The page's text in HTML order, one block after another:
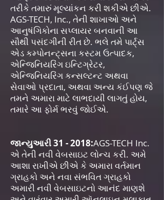
તરીકે તમારું મૂલ્યાંકન કરી શકીએ છીએ.
AGS-TECH, Inc., તેની શાખાઓ અને
આનુષંગિકોના સપ્લાયર બનવાની આ
સૌથી પસંદગીની રીત છે. ભલે તમે પાર્ટ્સ
એડ કમ્પોનન્ટ્સના કસ્ટમ ઉત્પાદક,
એન્જિનિયરિંગ ઇન્ટિગ્રેટર,
એન્જિનિયરિંગ કન્સલ્ટન્ટ અથવા
સેવાઓ પ્રદાતા, અથવા અન્ય કંઈપણ જે
તમને અમારા માટે લાભદાયી લાગતું હોય,
તમારે આ ફોર્મ ભરવું જોઈએ.
જાન્યુઆરી 31 - 2018:AGS-TECH Inc.
એ તેની નવી વેબસાઇટ લોન્ચ કરી. અમે
આશા રાખીએ છીએ કે અમારા વર્તમાન
ગ્રાહકો અને નવા સંભવિત ગ્રાહકો
અમારી નવી વેબસાઇટનો આનંદ માણશે